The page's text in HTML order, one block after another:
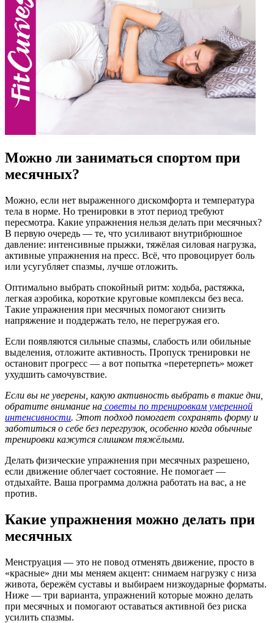
Можно ли заниматься спортом при
месячных?
Можно, если нет выраженного дискомфорта и температура
тела в норме. Но тренировки в этот период требуют
пересмотра. Какие упражнения нельзя делать при месячных?
В первую очередь — те, что усиливают внутрибрюшное
давление: интенсивные прыжки, тяжёлая силовая нагрузка,
активные упражнения на пресс. Всё, что провоцирует боль
или усугубляет спазмы, лучше отложить.
Оптимально выбрать спокойный ритм: ходьба, растяжка,
легкая аэробика, короткие круговые комплексы без веса.
Такие упражнения при месячных помогают снизить
напряжение и поддержать тело, не перегружая его.
Если появляются сильные спазмы, слабость или обильные
выделения, отложите активность. Пропуск тренировки не
остановит прогресс — а вот попытка «перетерпеть» может
ухудшить самочувствие.
Если вы не уверены, какую активность выбрать в такие дни,
обратите внимание на советы по тренировкам умеренной
интенсивности. Этот подход помогает сохранять форму и
заботиться о себе без перегрузок, особенно когда обычные
тренировки кажутся слишком тяжёлыми.
Делать физические упражнения при месячных разрешено,
если движение облегчает состояние. Не помогает —
отдыхайте. Ваша программа должна работать на вас, а не
против.
Какие упражнения можно делать при
месячных
Менструация — это не повод отменять движение, просто в
«красные» дни мы меняем акцент: снимаем нагрузку с низа
живота, бережём суставы и выбираем низкоударные форматы.
Ниже — три варианта, упражнений которые можно делать
при месячных и помогают оставаться активной без риска
усилить спазмы.